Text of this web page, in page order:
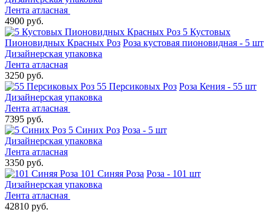
Лента атласная
4900 руб.
5 Кустовых
Пионовидных Красных Роз Роза кустовая пионовидная - 5 шт
Дизайнерская упаковка
Лента атласная
3250 руб.
55 Персиковых Роз Роза Кения - 55 шт
Дизайнерская упаковка
Лента атласная
7395 руб.
5 Синих Роз Роза - 5 шт
Дизайнерская упаковка
Лента атласная
3350 руб.
101 Синяя Роза Роза - 101 шт
Дизайнерская упаковка
Лента атласная
42810 руб.